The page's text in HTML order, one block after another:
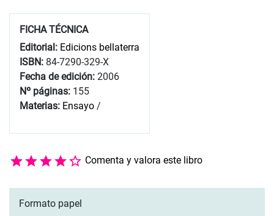
FICHA TÉCNICA
Editorial: Edicions bellaterra
ISBN: 84-7290-329-X
Fecha de edición: 2006
Nº páginas: 155
Materias: Ensayo /
Comenta y valora este libro
Formato papel